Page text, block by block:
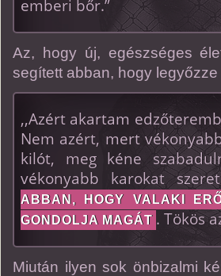
emberi bőr.”
Az, hogy új, egészséges
segített abban, hogy
,,Azért akartam
Nem azért, mert
kilót, meg kéne
vékonyabb karokat
ABBAN, HOGY VALAKI
GONDOLJA MAGÁT . Tökös
Miután ilyen sok önbizalmi